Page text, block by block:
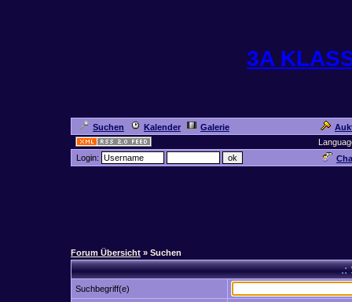
3A
Suchen Kalender Galerie
Login:
Forum Übersicht » Suchen
.:
Suchbegriff(e)